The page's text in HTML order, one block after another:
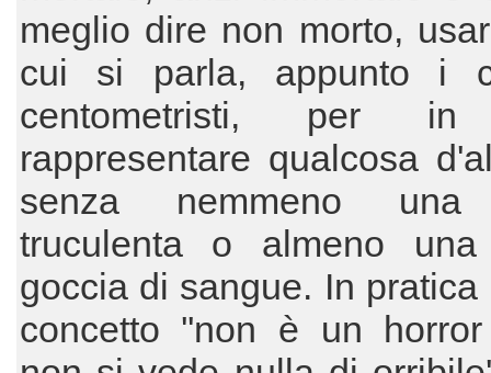
meglio dire non morto,
cui si parla, appunto i
centometristi, per in
rappresentare qualcosa
senza nemmeno una
truculenta o almeno una
goccia di sangue. In pratica
concetto ''non è un